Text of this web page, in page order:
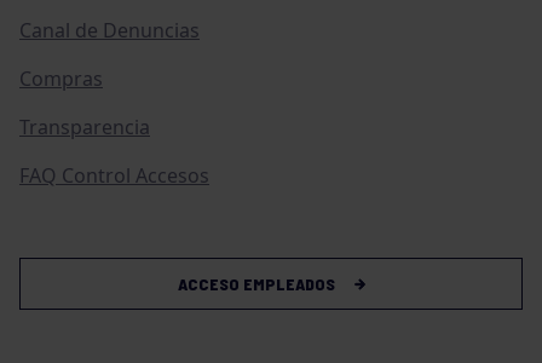
Canal de Denuncias
Compras
Transparencia
FAQ Control Accesos
ACCESO EMPLEADOS